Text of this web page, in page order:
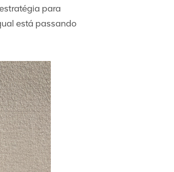
para
está passando